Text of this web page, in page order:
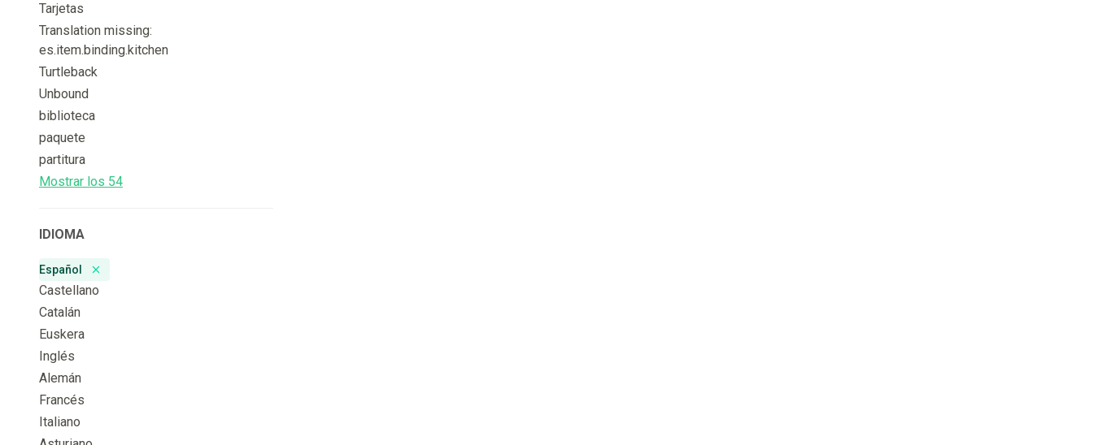
Tarjetas
Translation missing:
es.item.binding.kitchen
Turtleback
Unbound
biblioteca
paquete
partitura
Mostrar los 54
IDIOMA
Español
Remove badge
Castellano
Catalán
Euskera
Inglés
Alemán
Francés
Italiano